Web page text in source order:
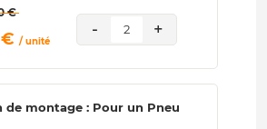
€
€ / unité
- 2 +
de montage : Pour un Pneu